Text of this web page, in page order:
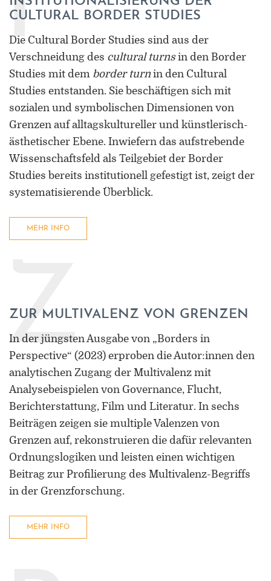
Forschungsaufenthalte an der
Universität Flensburg, Viadrina
Universität Lothringen, Universität
des Saarlandes und Universität
Duisburg-Essen
Doppelpromotion an der Universität
Luxemburg
CULTURAL BORDER STUDIES
Die Cultural Border Studies sind aus der
Verschneidung des cultural turnsin den Border
Studies mit dem border turn in den Cultural
Studies entstanden. Sie beschäftigen sich mit
sozialen und symbolischen Dimensionen von
Grenzen auf alltagskultureller und künstlerisch-
ästhetischer Ebene. Inwiefern das aufstrebende
Wissenschaftsfeld als Teilgebiet der Border
Studies bereits institutionell gefestigt ist, zeigt der
systematisierende Überblick.
MEHR INFO
ZUR MULTIVALENZ VON GRENZEN
Z
In der jüngsten Ausgabe von „Borders in
Perspective“ (2023) erproben die Autor:innen den
analytischen Zugang der Multivalenz mit
Analysebeispielen von Governance, Flucht,
Berichterstattung, Film und Literatur. In sechs
Beiträgen zeigen sie multiple Valenzen von
Grenzen auf, rekonstruieren die dafür relevanten
Ordnungslogiken und leisten einen wichtigen
Beitrag zur Profilierung des Multivalenz-Begriffs
in der Grenzforschung.
MEHR INFO